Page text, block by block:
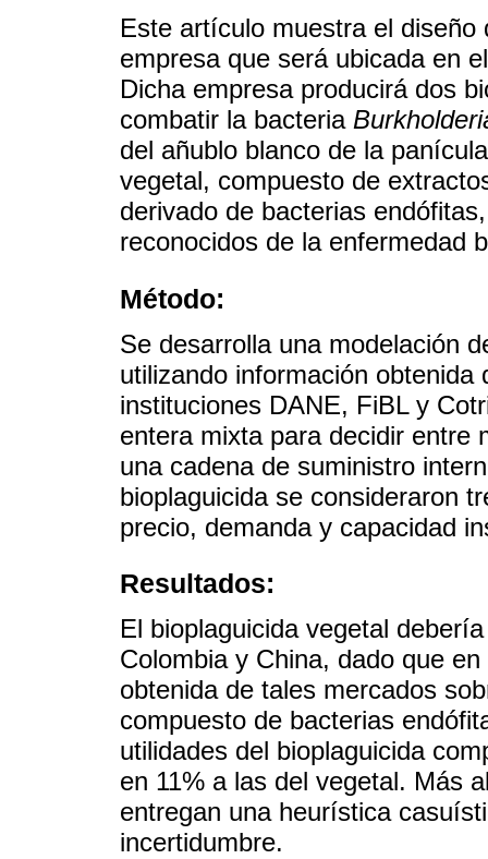
Este artículo muestra el
empresa que será ubicada en
Dicha empresa producirá dos
combatir la bacteria
del añublo blanco de la
vegetal, compuesto de
derivado de bacterias
reconocidos de la enfermedad
Método:
Se desarrolla una modelación
utilizando información
instituciones DANE, FiBL y
entera mixta para decidir entre
una cadena de suministro
bioplaguicida se consideraron
precio, demanda y capacidad
Resultados:
El bioplaguicida vegetal
Colombia y China, dado que
obtenida de tales mercados
compuesto de bacterias
utilidades del bioplaguicida
en 11% a las del vegetal. Más
entregan una heurística
incertidumbre.